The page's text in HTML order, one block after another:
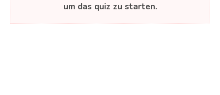
um das quiz zu starten.